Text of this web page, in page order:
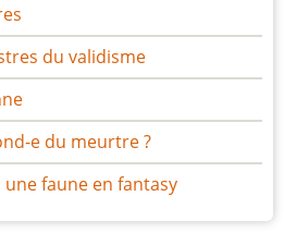
du validisme
e du meurtre ?
faune en fantasy